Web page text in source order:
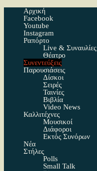
Αρχική
Facebook
Youtube
Instagram
Ραπόρτο
Live & Συναυλίες
Θέατρο
Συνεντεύξεις
Παρουσιάσεις
Δίσκοι
Σειρές
Ταινίες
Βιβλία
Video News
Καλλιτέχνες
Μουσικοί
Διάφοροι
Εκτός Συνόρων
Νέα
Στήλες
Polls
Small Talk